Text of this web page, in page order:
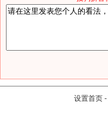
设置首页 -